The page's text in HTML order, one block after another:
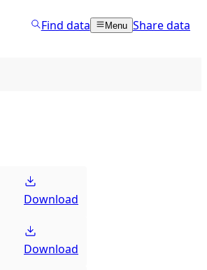
Find data Menu Share data
Download
Download